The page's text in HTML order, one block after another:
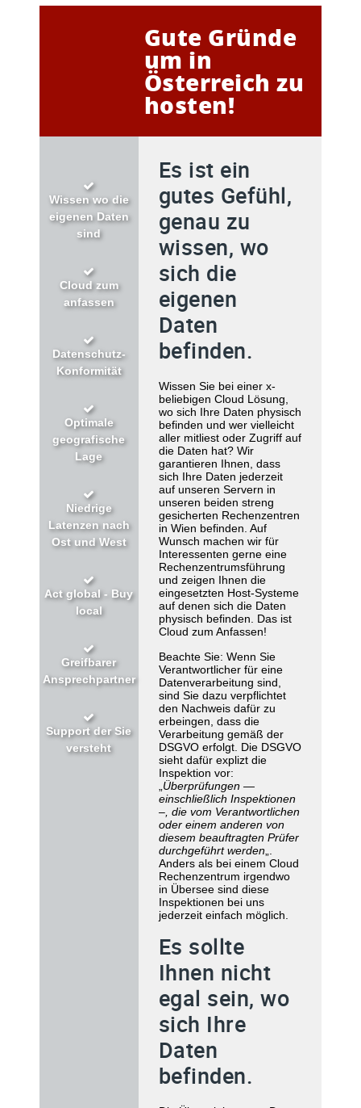
Gute Gründe
um in
Österreich zu
hosten!
Wissen wo die
eigenen Daten
sind
Cloud zum
anfassen
Datenschutz-
Konformität
Optimale
geografische
Lage
Niedrige
Latenzen nach
Ost und West
Act global - Buy
local
Greifbarer
Ansprechpartner
Support der Sie
versteht
Es ist ein
gutes Gefühl,
genau zu
wissen, wo
sich die
eigenen
Daten
befinden.
Wissen Sie bei einer x-
beliebigen Cloud Lösung,
wo sich Ihre Daten physisch
befinden und wer vielleicht
aller mitliest oder Zugriff auf
die Daten hat? Wir
garantieren Ihnen, dass
sich Ihre Daten jederzeit
auf unseren Servern in
unseren beiden streng
gesicherten Rechenzentren
in Wien befinden. Auf
Wunsch machen wir für
Interessenten gerne eine
Rechenzentrumsführung
und zeigen Ihnen die
eingesetzten Host-Systeme
auf denen sich die Daten
physisch befinden. Das ist
Cloud zum Anfassen!
Beachte Sie: Wenn Sie
Verantwortlicher für eine
Datenverarbeitung sind,
sind Sie dazu verpflichtet
den Nachweis dafür zu
erbeingen, dass die
Verarbeitung gemäß der
DSGVO erfolgt. Die DSGVO
sieht dafür explizt die
Inspektion vor:
Überprüfungen —
einschließlich Inspektionen
–, die vom Verantwortlichen
oder einem anderen von
diesem beauftragten Prüfer
durchgeführt werden„.
Anders als bei einem Cloud
Rechenzentrum irgendwo
in Übersee sind diese
Inspektionen bei uns
jederzeit einfach möglich.
Es sollte
Ihnen nicht
egal sein, wo
sich Ihre
Daten
befinden.